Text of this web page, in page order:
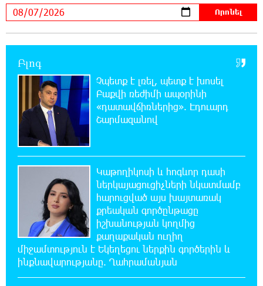
Օգոստոսի 7-ին՝ Գարեգին Բ Ամենայն Հայոց
Կաթողիկոսի դատական նիստը
քաղաքացու մահվան մասին
20:42:28 6-08-2026
«Համահայկական ճակատ» շարժումը
զորակցություն է հայտնում Ամենայն Հայոց
Կաթողիկոսին
20:26:38 6-08-2026
Ավտովթար՝ Կոտայքի մարզում. Զովունի-
Եղվարդ ճանապարհին բախվել են «Alfa
Romeo»-ն և «Opel»-ը. կա վիրավոր
20:08:02 6-08-2026
Արժևորվում է Շիրակի երգիծական
բանահյուսությունը
Բլոգ
Չպետք է լռել, պետք է խոսել
Բաքվի ռեժիմի ապօրինի
«դատավճիռներից». Էդուարդ
Շարմազանով
Կաթողիկոսի և հոգևոր դասի
ներկայացուցիչների նկատմամբ
հարուցված այս խայտառակ
քրեական գործընթացը
իշխանության կողմից
քաղաքական ուղիղ
միջամտություն է Եկեղեցու ներքին գործերին և
ինքնավարությանը. Ղահրամանյան